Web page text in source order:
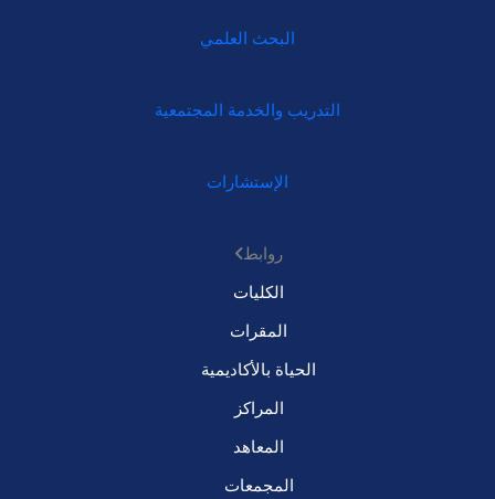
البحث العلمي
التدريب والخدمة المجتمعية
الإستشارات
روابط
الكليات
المقرات
الحياة بالأكاديمية
المراكز
المعاهد
المجمعات